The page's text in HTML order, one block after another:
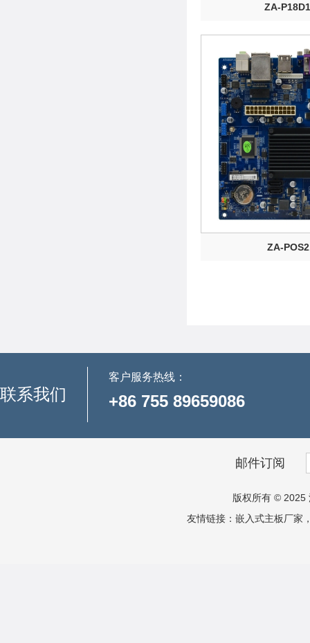
ZA-
ZA-
联系我们
客户服务热线：
+86 755 89659086
邮件订阅
版权所有 © 2025
友情链接： 嵌入式主板厂家